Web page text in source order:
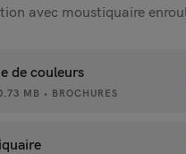
avec moustiquaire
de couleurs
MB • BROCHURES